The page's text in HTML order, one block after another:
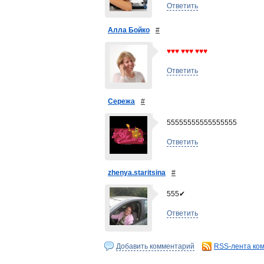
Ответить
Алла Бойко #
♥♥♥ ♥♥♥ ♥♥♥
Ответить
Сережа #
55555555555555555
Ответить
zhenya.staritsina #
555✔
Ответить
Добавить комментарий RSS-лента